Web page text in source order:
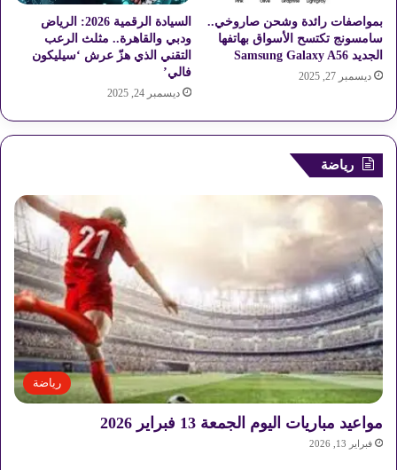
بمواصفات رائدة وشحن صاروخي..
سامسونج تكتسح الأسواق بهاتفها
الجديد Samsung Galaxy A56
ديسمبر 27, 2025
السيادة الرقمية 2026: الرياض
ودبي والقاهرة.. مثلث الرعب
التقني الذي هزّ عرش ‘سيليكون
فالي’
ديسمبر 24, 2025
رياضة
رياضة
مواعيد مباريات اليوم الجمعة 13 فبراير 2026
فبراير 13, 2026